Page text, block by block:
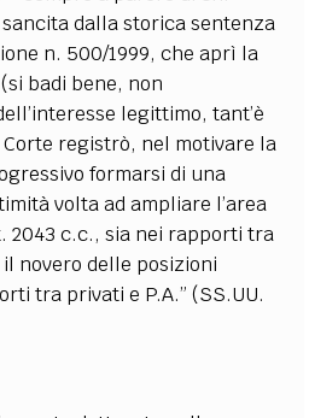
dalla storica sentenza
n. 500/1999, che aprì la
badi bene, non
legittimo, tant’è
registrò, nel motivare la
formarsi di una
volta ad ampliare l’area
2043 c.c., sia nei rapporti tra
novero delle posizioni
tra privati e P.A.” (SS.UU.